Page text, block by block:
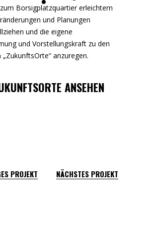
Borsigplatzquartier erleichtern
und Planungen
und die eigene
und Vorstellungskraft zu den
„ZukunftsOrte“ anzuregen.
ANSEHEN
PROJEKT NÄCHSTES PROJEKT